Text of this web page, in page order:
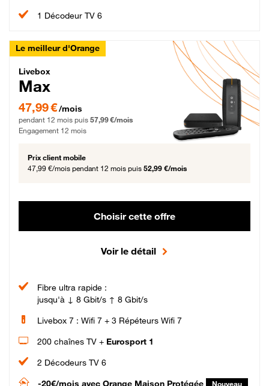
1 Décodeur TV 6
Le meilleur d'Orange
Livebox Max Fibre
Livebox
Max
47,99 € par mois pendant 12 mois puis 57,99 € par mois, Engagement 12 mois
47,99 €/mois
pendant 12 mois puis 57,99 €/mois
Engagement 12 mois
Prix client mobile
47,99 €/mois pendant 12 mois puis 52,99 €/mois
Choisir cette offre
Voir le détail
Fibre ultra rapide :
jusqu'à ↓ 8 Gbit/s ↑ 8 Gbit/s
Livebox 7 : Wifi 7 + 3 Répéteurs Wifi 7
200 chaînes TV + Eurosport 1
2 Décodeurs TV 6
-20€/mois avec Orange Maison Protégée Nouveau